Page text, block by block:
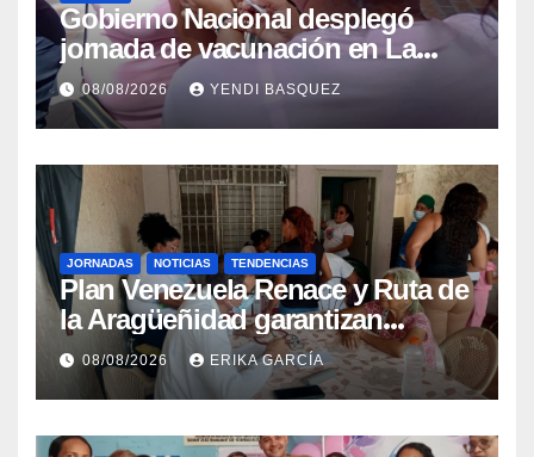
Gobierno Nacional desplegó
jornada de vacunación en La
Guaira para garantizar protección
epidemiológica
08/08/2026 YENDI BASQUEZ
JORNADAS NOTICIAS TENDENCIAS
Plan Venezuela Renace y Ruta de
la Aragüeñidad garantizan
atención médica integral en
Aragua
08/08/2026 ERIKA GARCÍA